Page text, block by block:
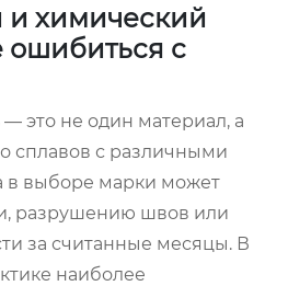
и химический
ошибиться с
это не один материал, а
сплавов с различными
в выборе марки может
разрушению швов или
за считанные месяцы. В
наиболее